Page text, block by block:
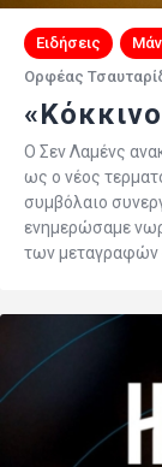
Ειδήσεις
Ορφέας
Ο Σεν Λαμένς
ως ο νέος
συμβόλαιο
ενημερώσαμε
των μεταγραφών